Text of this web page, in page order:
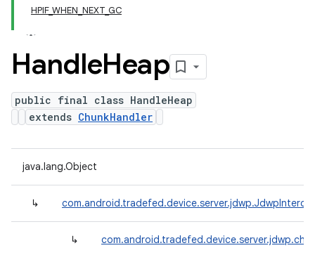
HPIF_WHEN_NEXT_GC
HandleHeap
public final class HandleHeap
extends ChunkHandler
java.lang.Object
↳
↳